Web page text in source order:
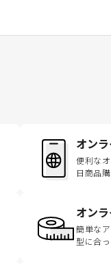
オン
便利な
日商品
オン
簡単な
型に合